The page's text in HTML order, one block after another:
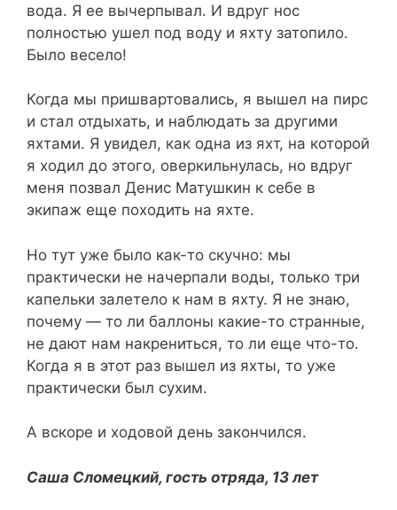
вода. Я ее вычерпывал. И вдруг нос
полностью ушел под воду и яхту затопило.
Было весело!
Когда мы пришвартовались, я вышел на пирс
и стал отдыхать, и наблюдать за другими
яхтами. Я увидел, как одна из яхт, на которой
я ходил до этого, оверкильнулась, но вдруг
меня позвал Денис Матушкин к себе в
экипаж еще походить на яхте.
Но тут уже было как-то скучно: мы
практически не начерпали воды, только три
капельки залетело к нам в яхту. Я не знаю,
почему — то ли баллоны какие-то странные,
не дают нам накрениться, то ли еще что-то.
Когда я в этот раз вышел из яхты, то уже
практически был сухим.
А вскоре и ходовой день закончился.
Саша Сломецкий, гость отряда, 13 лет